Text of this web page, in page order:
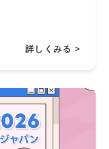
詳しくみる >